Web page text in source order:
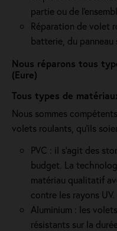
partie ou de
Réparation de volet
batterie, du
Nous réparons tous
(Eure)
Tous types de
Nous sommes
volets roulants, qu'ils
PVC : il s'agit des
budget. La
matériau qualitatif
contre les rayons UV.
Aluminium : les
résistants sur la